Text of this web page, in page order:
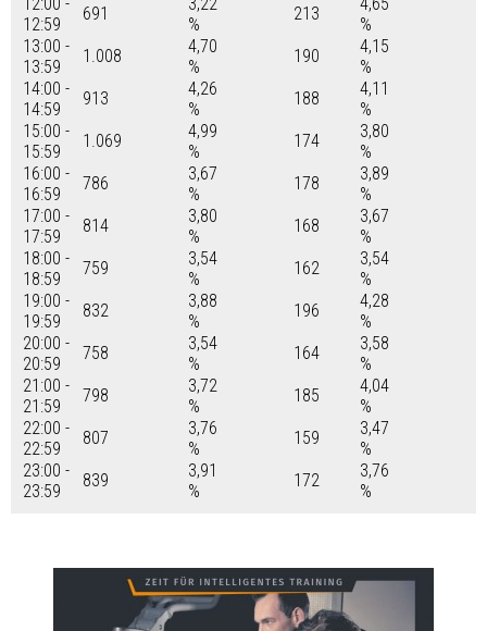
12:59
691
%
213
%
13:00 -
13:59
1.008
4,70
%
190
4,15
%
14:00 -
14:59
913
4,26
%
188
4,11
%
15:00 -
15:59
1.069
4,99
%
174
3,80
%
16:00 -
16:59
786
3,67
%
178
3,89
%
17:00 -
17:59
814
3,80
%
168
3,67
%
18:00 -
18:59
759
3,54
%
162
3,54
%
19:00 -
19:59
832
3,88
%
196
4,28
%
20:00 -
20:59
758
3,54
%
164
3,58
%
21:00 -
21:59
798
3,72
%
185
4,04
%
22:00 -
22:59
807
3,76
%
159
3,47
%
23:00 -
23:59
839
3,91
%
172
3,76
%